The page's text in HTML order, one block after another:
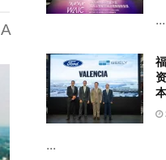
A
...
...